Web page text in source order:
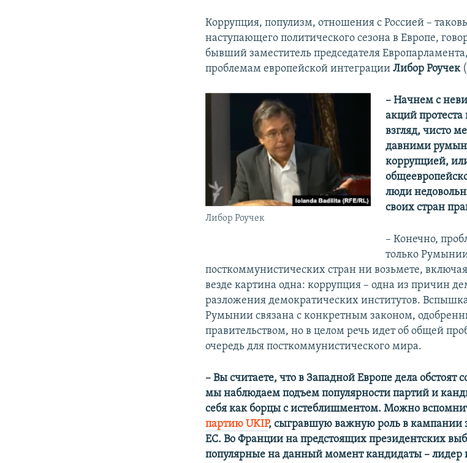
Коррупция, популизм, отношения с Россией –
наступающего политического сезона в Европе,
бывший заместитель председателя
проблемам европейской интеграцииЛибор Роучек
Либор Роучек
– Начнем с
акций
взгляд, чисто
давними
коррупцией,
люди
своих стран
– Конечно,
только
посткоммунистических стран ни возьмете,
везде картина одна: коррупция – одна из причин
разложения демократических институтов.
Румынии связана с конкретным законом,
правительством, но в целом речь идет об общей
очередь для посткоммунистического мира.
– Вы считаете, что в Западной Европе дела обстоят
мы наблюдаем подъем популярности партий и
себя как борцы с истеблишментом. Можно
партию UKIP, сыгравшую важную роль в кампании
ЕС. Во Франции на предстоящих президентских
популярные на данный момент кандидаты – лидер